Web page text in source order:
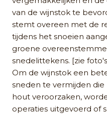
van de wijnstok te
stemt overeen met de
tijdens het snoeien
groene
snedelittekens. [zie
Om de wijnstok een
sneden te vermijden
hout veroorzaken,
operaties uitgevoerd of